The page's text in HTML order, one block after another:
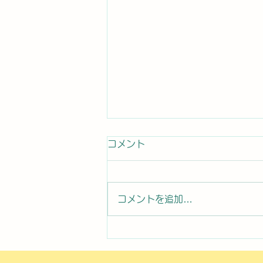
2026年8月7日曜日「のぼか
コメント
コメントを追加…